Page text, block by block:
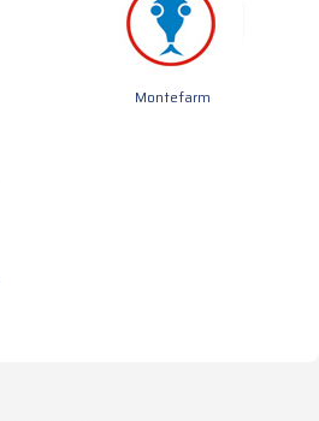
Montefarm